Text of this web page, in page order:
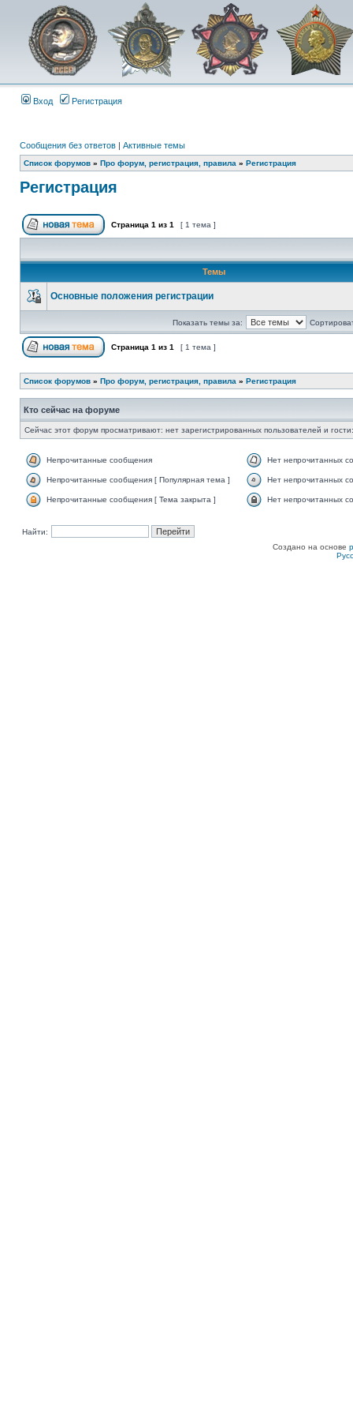
Вход Регистрация
Сообщения без ответов | Активные темы
Список форумов » Про форум, регистрация, правила » Регистрация
Регистрация
Страница 1 из 1 [ 1 тема ]
Темы
Основные положения регистрации
Показать темы за:
Страница 1 из 1 [ 1 тема ]
Список форумов » Про форум, регистрация, правила » Регистрация
Кто сейчас на форуме
Сейчас этот форум просматривают: нет зарегистрированных пользователей и
Непрочитанные сообщения Нет непрочитанных
Непрочитанные сообщения [ Популярная тема ] Нет непрочитанных
Непрочитанные сообщения [ Тема закрыта ] Нет непрочитанных
Найти:
Создано на основе